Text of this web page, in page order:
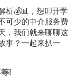
析💰📊，想叩开学
可少的中介服务费
，我们就来聊聊这
事？一起来扒一
!